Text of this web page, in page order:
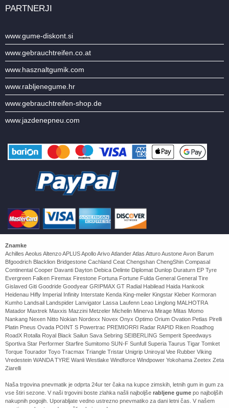
PARTNERJI
www.gume-diskont.si
www.gebrauchtreifen.co.at
www.hasznaltgumik.com
www.rabljenegume.hr
www.gebrauchtreifen-shop.de
www.jazdenepneu.com
Znamke
Achilles Aeolus Altenzo APLUS Apollo Arivo Atlander Atlas Atturo Austone Avon Barum
Bfgoodrich Blacklion Bridgestone Cachland Ceat Chengshan ChengShin Compasal
Continental Cooper Davanti Dayton Debica Delinte Diplomat Dunlop Duraturn EP Tyre
Evergreen Falken Firemax Firestone Fortuna Fortune Fulda General General Tire
Gislaved Giti Goodride Goodyear GRIPMAX GT Radial Habilead Haida Hankook
Heidenau Hifly Imperial Infinity Interstate Kenda King-meiler Kingstar Kleber Kormoran
Kumho Landsail Landspider Lanvigator Lassa Laufenn Leao Linglong MALHOTRA
Matador Maxtrek Maxxis Mazzini Metzeler Michelin Minerva Mirage Mitas Momo
Nankang Nexen Nitto Nokian Nordexx Novex Onyx Optimo Orium Ovation Petlas Pirelli
Platin Pneus Ovada POINT S Powertrac PREMIORRI Radar RAPID Riken Roadhog
RoadX Rotalla Royal Black Sailun Sava Sebring SEIBERLING Semperit Speedways
Sportiva Star Performer Starfire Sumitomo SUN-F Sunfull Superia Taurus Tigar Tomket
Torque Tourador Toyo Tracmax Triangle Tristar Unigrip Uniroyal Vee Rubber Viking
Vredestein WANDA TYRE Wanli Westlake Windforce Windpower Yokohama Zeetex Zeta
Ziarelli
Naša trgovina pnevmatik je odprta 24ur ter čaka na kupce zimskih, letnih gum in gum za
vse štiri sezone. V naši trgovini boste zlahka našli najboljše rabljene gume po najboljših
nakupnih pogojih. Uporabljate vedno ustrezno pnevmatiko za dani letni čas. V našem